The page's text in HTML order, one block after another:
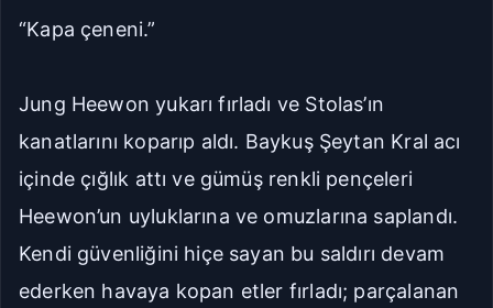
“Kapa çeneni.”
Jung Heewon yukarı fırladı ve Stolas’ın
kanatlarını koparıp aldı. Baykuş Şeytan Kral acı
içinde çığlık attı ve gümüş renkli pençeleri
Heewon’un uyluklarına ve omuzlarına saplandı.
Kendi güvenliğini hiçe sayan bu saldırı devam
ederken havaya kopan etler fırladı; parçalanan